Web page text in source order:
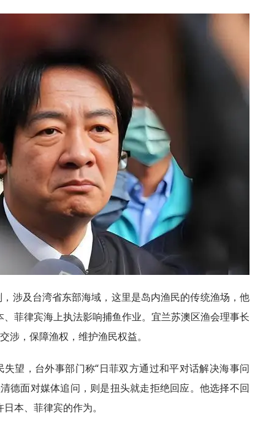
涉及台湾省东部海域，这里是岛内渔民的传统渔场，他
菲律宾海上执法影响捕鱼作业。宜兰苏澳区渔会理事长
涉，保障渔权，维护渔民权益。
望，台外事部门称“日菲双方通过和平对话解决海事问
德面对媒体追问，则是扭头就走拒绝回应。他选择不回
本、菲律宾的作为。